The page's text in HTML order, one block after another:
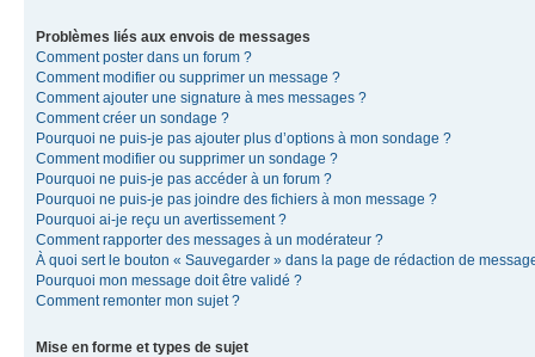
Problèmes liés aux envois de messages
Comment poster dans un forum ?
Comment modifier ou supprimer un message ?
Comment ajouter une signature à mes messages ?
Comment créer un sondage ?
Pourquoi ne puis-je pas ajouter plus d’options à mon sondage ?
Comment modifier ou supprimer un sondage ?
Pourquoi ne puis-je pas accéder à un forum ?
Pourquoi ne puis-je pas joindre des fichiers à mon message ?
Pourquoi ai-je reçu un avertissement ?
Comment rapporter des messages à un modérateur ?
À quoi sert le bouton « Sauvegarder » dans la page de rédaction de
Pourquoi mon message doit être validé ?
Comment remonter mon sujet ?
Mise en forme et types de sujet